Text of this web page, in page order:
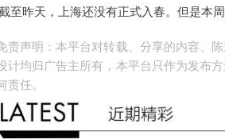
至昨天，上海还没有正式入春。但是本周
责声明：本平台对转载、分享的内容、
计均归广告主所有，本平台只作为发布
责任。